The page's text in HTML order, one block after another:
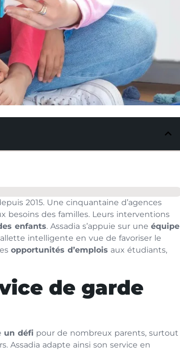
2015. Une cinquantaine d’agences
besoins des familles. Leurs interventions
enfants. Assadia s’appuie sur uneéquipe
intelligente en vue de favoriser le
opportunités d’emplois aux étudiants,
de garde
un défi pour de nombreux parents, surtout
Assadia adapte ainsi son service en